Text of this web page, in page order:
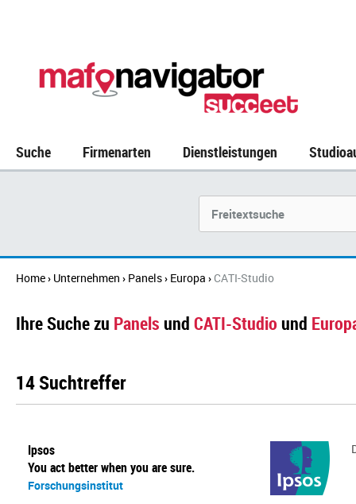
Suche Firmenarten Dienstleistungen
Home› Unternehmen › Panels› Europa ›CATI-Studio
Ihre Suche zu Panels und CATI-Studio und
14 Suchtreffer
Ipsos
You act better when you are sure.
Forschungsinstitut